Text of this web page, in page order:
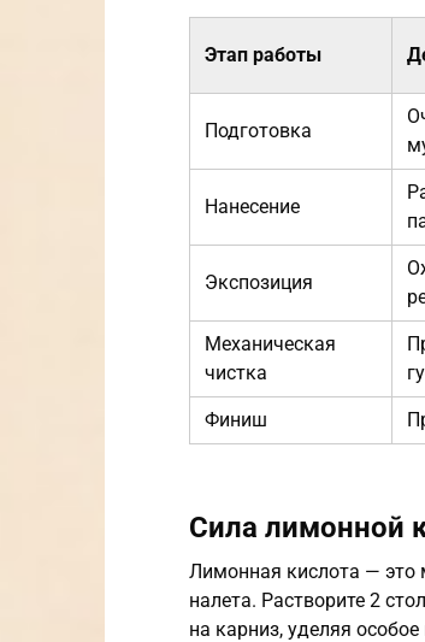
Этап работы
Подготовка
Нанесение
Экспозиция
Механическая
чистка
Финиш
Сила лимонной
Лимонная кислота — это
налета. Растворите 2
на карниз, уделяя